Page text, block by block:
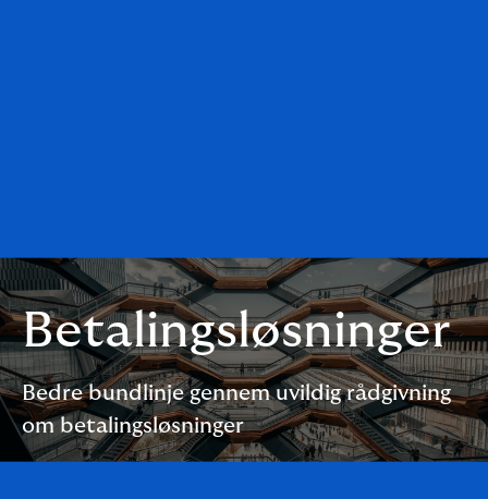
Betalingsløsninger
Bedre bundlinje gennem uvildig rådgivning
om betalingsløsninger